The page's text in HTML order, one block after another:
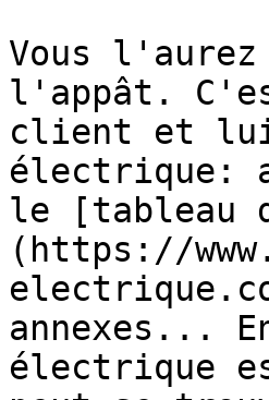
Vous
l'appât.
client et lui
électrique:
le [tableau
(https://
annexes...
électrique